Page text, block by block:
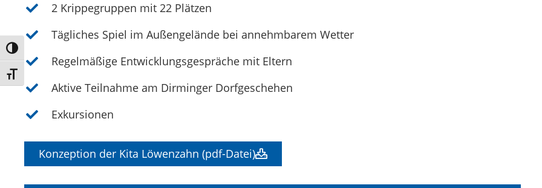
Umschalten auf hohe Kontraste
Schrift vergrößern
2 Krippegruppen mit 22 Plätzen
Tägliches Spiel im Außengelände bei annehmbarem Wetter
Regelmäßige Entwicklungsgespräche mit Eltern
Aktive Teilnahme am Dirminger Dorfgeschehen
Exkursionen
Konzeption der Kita Löwenzahn (pdf-Datei)